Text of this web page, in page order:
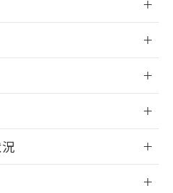
る影響
おりました。
への在庫切替を完了
段のことがない限